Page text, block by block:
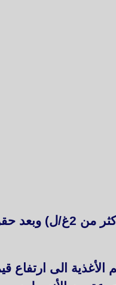
*قبل تناول الوجبات الغذائية كانت
الأغذية الى ارتفاع